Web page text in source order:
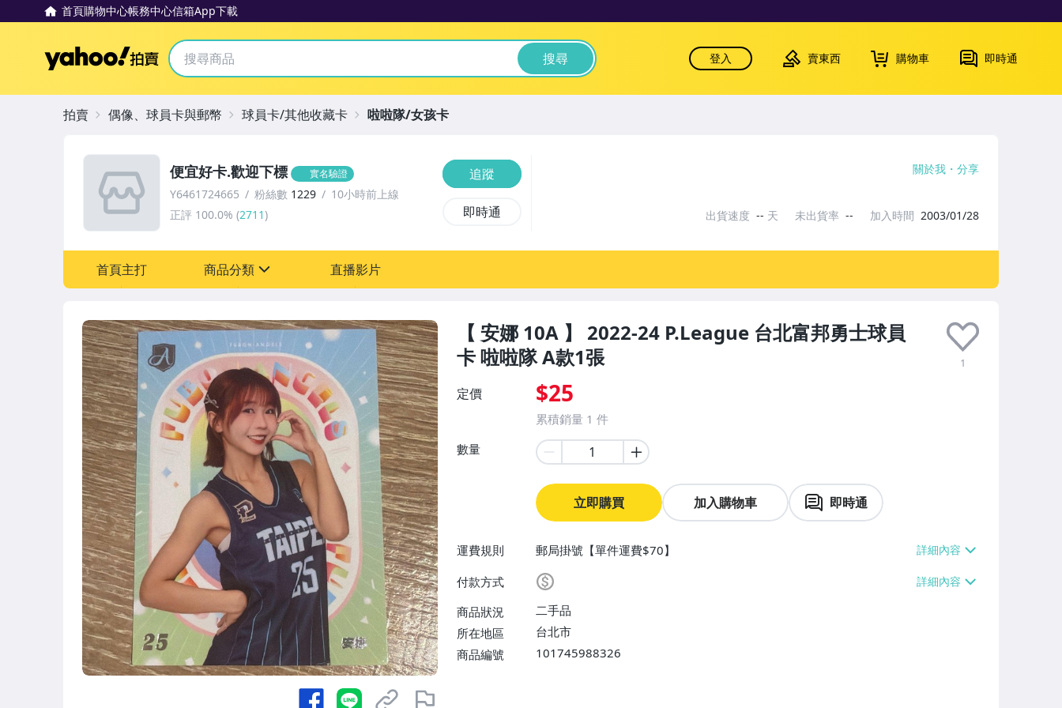
首頁購物中心帳務中心信箱App下載
Yahoo拍賣 搜尋 登入 賣東西 購物車 即時通
【 安娜 10A 】 2022-24 P.League 台北富邦勇士球員
卡 啦啦隊 A款1張
1
定價 $25
累積銷量 1 件
數量
立即購買 加入購物車 即時通
運費規則
郵局掛號【單件運費$70】
付款方式
商品狀況
二手品
所在地區
台北市
商品編號
101745988326
便宜好卡.歡迎下標 實名驗證
Y6461724665 粉絲數 1229
10小時前上線
正評 100.0% (2711)
追蹤
即時通
關於我 分享
出貨速度 -- 天 未出貨率 -- 加入時間 2003/01/28
首頁主打 商品分類 直播影片
拍賣 偶像、球員卡與郵幣 球員卡/其他收藏卡 啦啦隊/女孩卡